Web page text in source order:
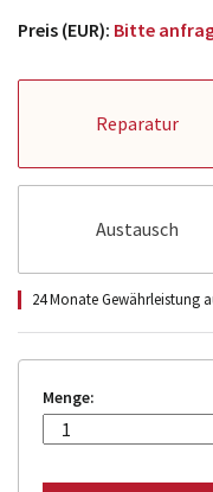
Preis (EUR): Bitte
Reparatur
Austausch
24 Monate Gewährleistung
Menge: